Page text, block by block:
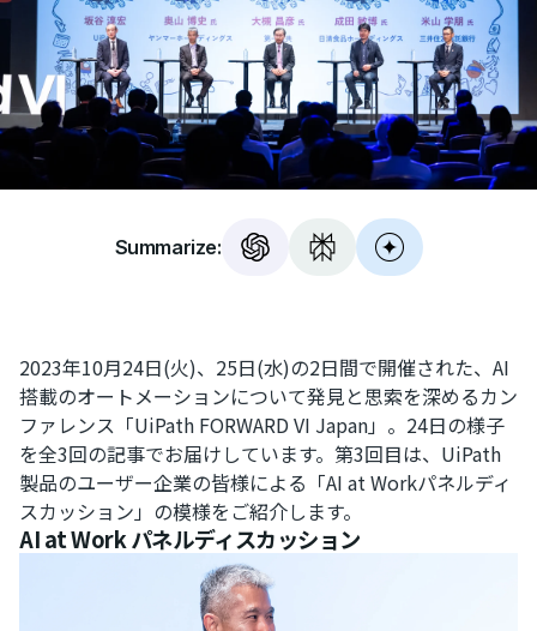
Summarize:
2023年10月24日(火)、25日(水)の2日間で開催された、AI
搭載のオートメーションについて発見と思索を深めるカン
ファレンス「UiPath FORWARD VI Japan」。24日の様子
を全3回の記事でお届けしています。第3回目は、UiPath
製品のユーザー企業の皆様による「AI at Workパネルディ
スカッション」の模様をご紹介します。
AI at Work パネルディスカッション